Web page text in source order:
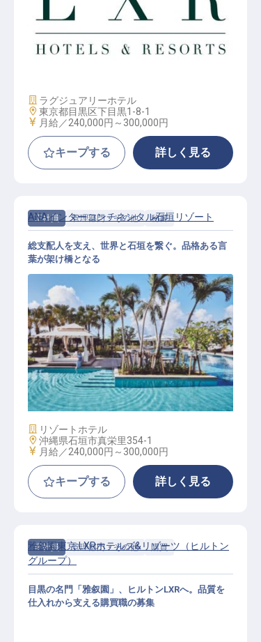
経理事務（アカウントクラーク）│
月給24万円～／2027年開業予定／ヒ
ルトンLXR東京初進出
施設業態
ラグジュアリーホテル
勤務地
東京都目黒区下目黒1-8-1
給与
月給／240,000円～ 300,000円
キープする 詳しく見る
正社員 管理部門・その他 秘書
パーソナルアシスタント│年間休日1
20日／土日休み／社員食堂有
ANAインターコンチネンタル石垣リゾート
総支配人を支え、世界と石垣を繋ぐ。品格ある言
葉が架け橋となる
施設業態
リゾートホテル
勤務地
沖縄県石垣市真栄里354-1
給与
月給／240,000円～ 300,000円
キープする 詳しく見る
正社員 管理部門・その他 購買
雅叙園東京 LXRホテルズ&リゾーツ（ヒルトン
グループ）
目黒の名門「雅叙園」、ヒルトンLXRへ。品質を
仕入れから支える購買職の募集